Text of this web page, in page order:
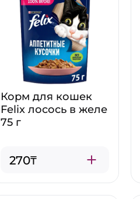
Корм для кошек
Felix лосось в желе
75 г
270₸